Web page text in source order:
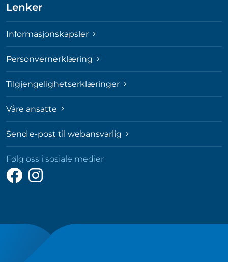
Lenker
Informasjonskapsler
Personvernerklæring
Tilgjengelighetserklæringer
Våre ansatte
Send e-post til webansvarlig
Følg oss i sosiale medier
Følg
oss
Følg
oss